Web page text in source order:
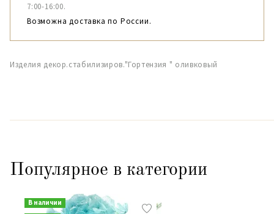
7:00-16:00.
Возможна доставка по России.
Изделия декор.стабилизиров."Гортензия " оливковый
Популярное в категории
В наличии